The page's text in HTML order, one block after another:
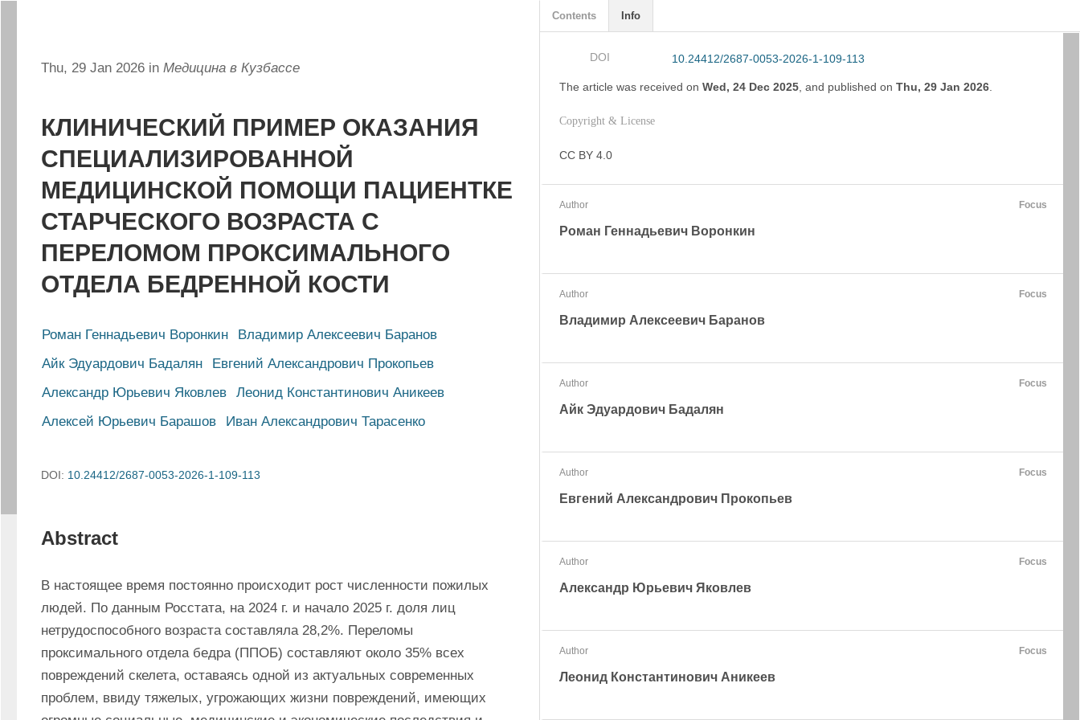
Thu, 29 Jan 2026 in Медицина в Кузбассе
КЛИНИЧЕСКИЙ ПРИМЕР ОКАЗАНИЯ
СПЕЦИАЛИЗИРОВАННОЙ
МЕДИЦИНСКОЙ ПОМОЩИ ПАЦИЕНТКЕ
СТАРЧЕСКОГО ВОЗРАСТА С
ПЕРЕЛОМОМ ПРОКСИМАЛЬНОГО
ОТДЕЛА БЕДРЕННОЙ КОСТИ
Роман Геннадьевич Воронкин
Владимир Алексеевич Баранов
Айк Эдуардович Бадалян
Евгений Александрович Прокопьев
Александр Юрьевич Яковлев
Леонид Константинович Аникеев
Алексей Юрьевич Барашов
Иван Александрович Тарасенко
DOI: 10.24412/2687-0053-2026-1-109-113
Abstract
В настоящее время постоянно происходит рост численности пожилых
людей. По данным Росстата, на 2024 г. и начало 2025 г. доля лиц
нетрудоспособного возраста составляла 28,2%. Переломы
проксимального отдела бедра (ППОБ) составляют около 35% всех
повреждений скелета, оставаясь одной из актуальных современных
проблем, ввиду тяжелых, угрожающих жизни повреждений, имеющих
DOI 10.24412/2687-0053-2026-1-109-113
The article was received on Wed, 24 Dec 2025 and published on Thu, 29 Jan 2026
Copyright & License
CC BY 4.0
Author Focus
Роман Геннадьевич Воронкин
Author Focus
Владимир Алексеевич Баранов
Author Focus
Айк Эдуардович Бадалян
Author Focus
Евгений Александрович Прокопьев
Author Focus
Александр Юрьевич Яковлев
Author Focus
Леонид Константинович Аникеев
Contents Info